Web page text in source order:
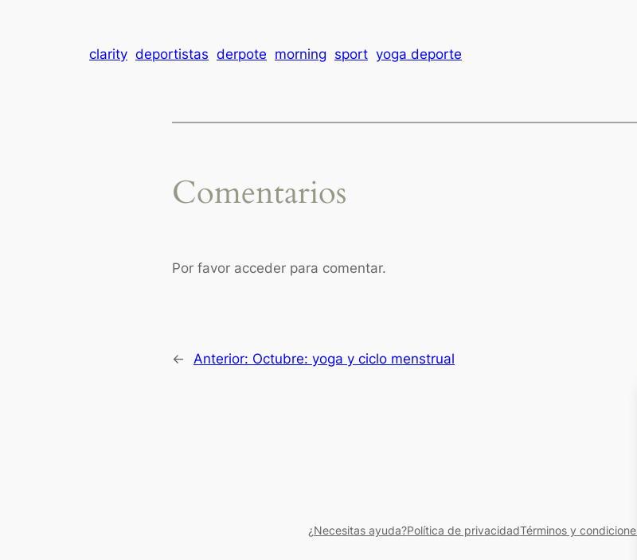
clarity deportistas derpote morning sport yoga deporte
Comentarios
Por favor acceder para comentar.
← Anterior: Octubre: yoga y ciclo menstrual
¿Necesitas ayuda?Política de privacidadTérminos y